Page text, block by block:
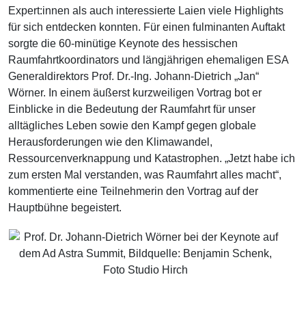
Expert:innen als auch interessierte Laien viele Highlights
für sich entdecken konnten. Für einen fulminanten Auftakt
sorgte die 60-minütige Keynote des hessischen
Raumfahrtkoordinators und längjährigen ehemaligen ESA
Generaldirektors Prof. Dr.-Ing. Johann-Dietrich „Jan“
Wörner. In einem äußerst kurzweiligen Vortrag bot er
Einblicke in die Bedeutung der Raumfahrt für unser
alltägliches Leben sowie den Kampf gegen globale
Herausforderungen wie den Klimawandel,
Ressourcenverknappung und Katastrophen. „Jetzt habe ich
zum ersten Mal verstanden, was Raumfahrt alles macht“,
kommentierte eine Teilnehmerin den Vortrag auf der
Hauptbühne begeistert.